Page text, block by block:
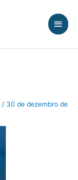
/ 30 de dezembro de